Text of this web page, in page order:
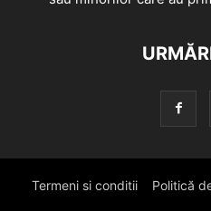
Termeni si conditii Politică